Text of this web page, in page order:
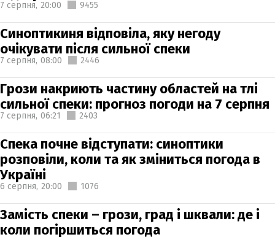
7 серпня, 20:00 9455
Синоптикиня відповіла, яку негоду
очікувати після сильної спеки
7 серпня, 08:00 2446
Грози накриють частину областей на тлі
сильної спеки: прогноз погоди на 7 серпня
7 серпня, 06:21 2403
Спека почне відступати: синоптики
розповіли, коли та як зміниться погода в
Україні
6 серпня, 20:00 1076
Замість спеки – грози, град і шквали: де і
коли погіршиться погода